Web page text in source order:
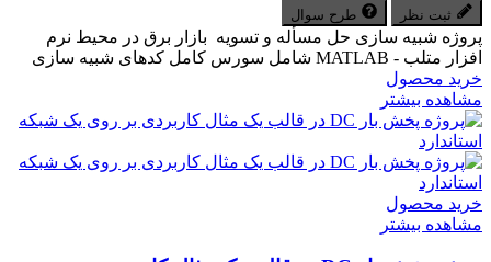
ثبت نظر طرح سوال
پروژه شبیه سازی حل مسأله و تسویه بازار برق در محیط نرم
افزار متلب - MATLAB شامل سورس کامل کدهای شبیه سازی
خرید محصول
مشاهده بیشتر
خرید محصول
مشاهده بیشتر